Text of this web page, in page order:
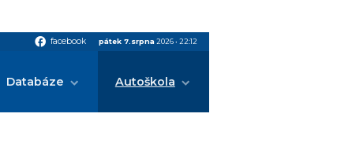
facebook facebook pátek 7.srpna 2026• 22:12
Databáze Autoškola